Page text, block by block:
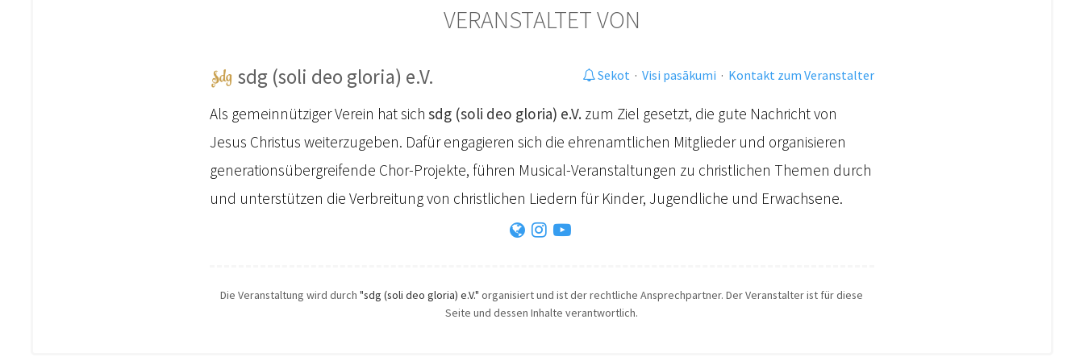
VERANSTALTET VON
sdg (soli deo gloria) e.V. Sekot · Visi pasākumi · Kontakt zum Veranstalter
Als gemeinnütziger Verein hat sichsdg (soli deo gloria) e.V. zum Ziel gesetzt, die gute Nachricht von
Jesus Christus weiterzugeben. Dafür engagieren sich die ehrenamtlichen Mitglieder und organisieren
generationsübergreifende Chor-Projekte, führen Musical-Veranstaltungen zu christlichen Themen durch
und unterstützen die Verbreitung von christlichen Liedern für Kinder, Jugendliche und Erwachsene.
Die Veranstaltung wird durch"sdg (soli deo gloria) e.V." organisiert und ist der rechtliche Ansprechpartner. Der Veranstalter ist für diese
Seite und dessen Inhalte verantwortlich.